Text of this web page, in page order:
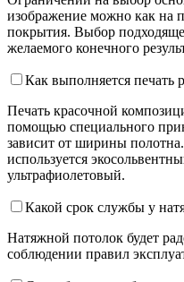
изображение можно как на
покрытия. Выбор
желаемого конечного
Как выполняется печать
Печать красочной
помощью специального
зависит от ширины
используется
ультрафиолетовый.
Какой срок службы у
Натяжной потолок будет
соблюдении правил